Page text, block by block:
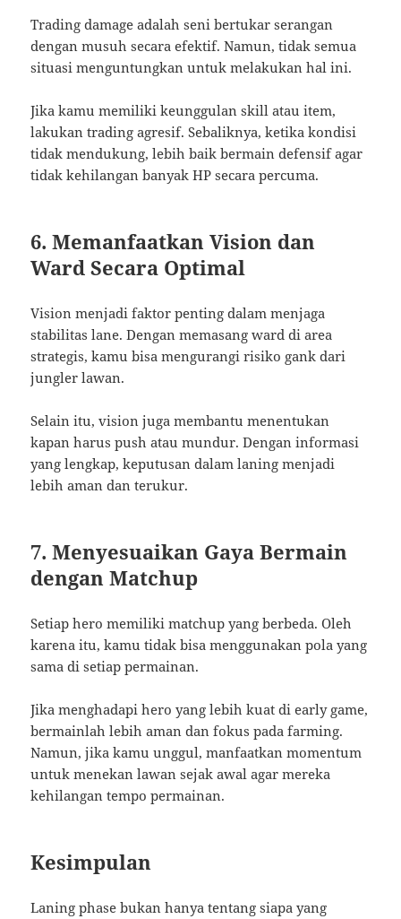
Trading damage adalah seni bertukar serangan
dengan musuh secara efektif. Namun, tidak semua
situasi menguntungkan untuk melakukan hal ini.
Jika kamu memiliki keunggulan skill atau item,
lakukan trading agresif. Sebaliknya, ketika kondisi
tidak mendukung, lebih baik bermain defensif agar
tidak kehilangan banyak HP secara percuma.
6. Memanfaatkan Vision dan
Ward Secara Optimal
Vision menjadi faktor penting dalam menjaga
stabilitas lane. Dengan memasang ward di area
strategis, kamu bisa mengurangi risiko gank dari
jungler lawan.
Selain itu, vision juga membantu menentukan
kapan harus push atau mundur. Dengan informasi
yang lengkap, keputusan dalam laning menjadi
lebih aman dan terukur.
7. Menyesuaikan Gaya Bermain
dengan Matchup
Setiap hero memiliki matchup yang berbeda. Oleh
karena itu, kamu tidak bisa menggunakan pola yang
sama di setiap permainan.
Jika menghadapi hero yang lebih kuat di early game,
bermainlah lebih aman dan fokus pada farming.
Namun, jika kamu unggul, manfaatkan momentum
untuk menekan lawan sejak awal agar mereka
kehilangan tempo permainan.
Kesimpulan
Laning phase bukan hanya tentang siapa yang